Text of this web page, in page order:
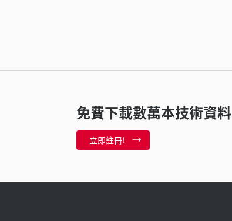
免費下載數萬本技術資料
立即註冊!